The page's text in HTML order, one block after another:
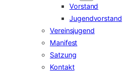
Vorstand
Jugendvorstand
Vereinsjugend
Manifest
Satzung
Kontakt